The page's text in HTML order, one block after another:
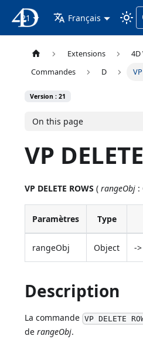
4D Documentation
21 Français
Extensions
4D
Commandes
D
Version : 21
On this page
VP
VP DELETE ROWS (rangeObj :
Paramètres Type
rangeObj Object ->
Description
La commande VP DELETE
derangeObj.